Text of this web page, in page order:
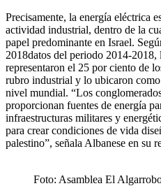
Precisamente, la energía eléctrica
actividad industrial, dentro de la
papel predominante en Israel.
2018datos del periodo 2014-2018,
representaron el 25 por ciento de
rubro industrial y lo ubicaron
nivel mundial. “Los
proporcionan fuentes de energía
infraestructuras militares y
para crear condiciones de vida
palestino”, señala Albanese en su
Foto: Asamblea El